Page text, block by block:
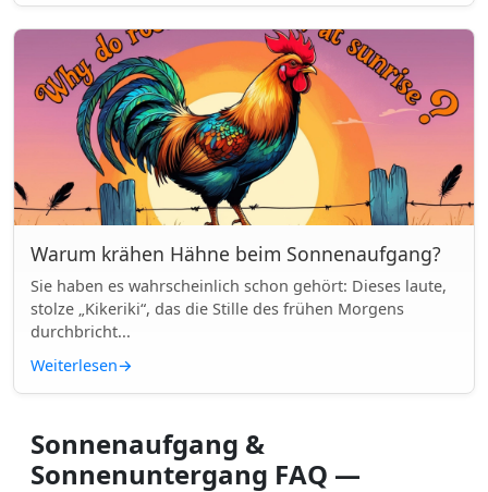
Warum krähen Hähne beim Sonnenaufgang?
Sie haben es wahrscheinlich schon gehört: Dieses laute,
stolze „Kikeriki“, das die Stille des frühen Morgens
durchbricht...
Weiterlesen→
Sonnenaufgang &
Sonnenuntergang FAQ —